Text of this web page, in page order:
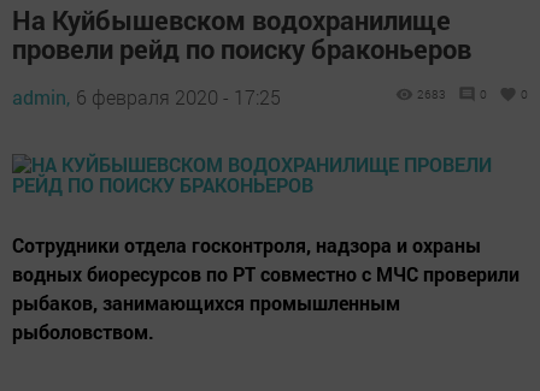
На Куйбышевском водохранилище
провели рейд по поиску браконьеров
admin, 6 февраля 2020 - 17:25 2683 0 0
Сотрудники отдела госконтроля, надзора и охраны
водных биоресурсов по РТ совместно с МЧС проверили
рыбаков, занимающихся промышленным
рыболовством.